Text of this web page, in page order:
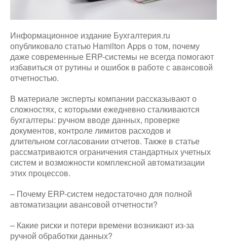
Информационное издание Бухгалтерия.ru
опубликовало статью Hamilton Apps о том, почему
даже современные ERP-системы не всегда помогают
избавиться от рутины и ошибок в работе с авансовой
отчетностью.
В материале эксперты компании рассказывают о
сложностях, с которыми ежедневно сталкиваются
бухгалтеры: ручном вводе данных, проверке
документов, контроле лимитов расходов и
длительном согласовании отчетов. Также в статье
рассматриваются ограничения стандартных учетных
систем и возможности комплексной автоматизации
этих процессов.
– Почему ERP-систем недостаточно для полной
автоматизации авансовой отчетности?
– Какие риски и потери времени возникают из-за
ручной обработки данных?